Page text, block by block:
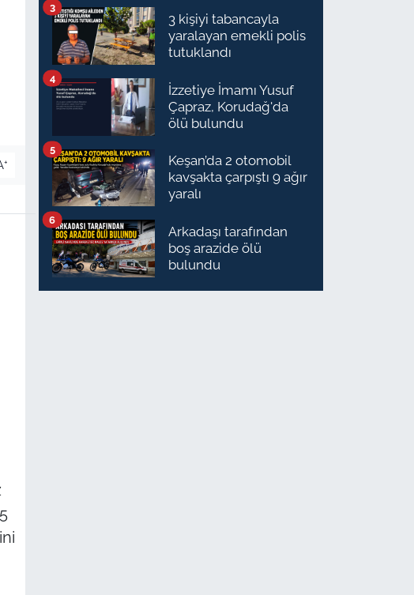
+
3 kişiyi tabancayla
yaralayan emekli polis
tutuklandı
3
İzzetiye İmamı Yusuf
Çapraz, Korudağ'da
ölü bulundu
4
Keşan’da 2 otomobil
kavşakta çarpıştı 9 ağır
yaralı
5
Arkadaşı tarafından
boş arazide ölü
bulundu
6